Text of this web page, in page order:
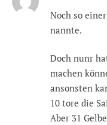
Noch so
nannte.
Doch nunr
machen
ansonsten
10 tore die
Aber 31